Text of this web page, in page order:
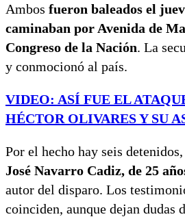
Ambos fueron baleados el
caminaban por Avenida de
Congreso de la Nación. La
y conmocionó al país.
VIDEO: ASÍ FUE EL
HÉCTOR OLIVARES Y SU
Por el hecho hay seis
José Navarro Cadiz, de 25
autor del disparo. Los
coinciden, aunque dejan